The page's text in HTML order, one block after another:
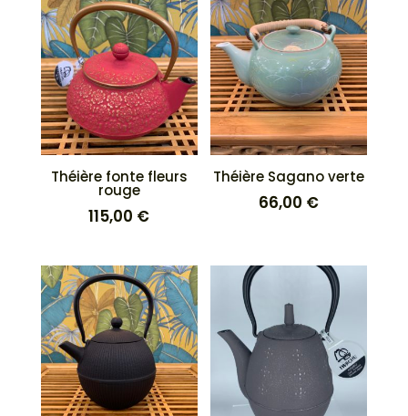
Théière fonte fleurs
rouge
115,00 €
Théière Sagano verte
66,00 €